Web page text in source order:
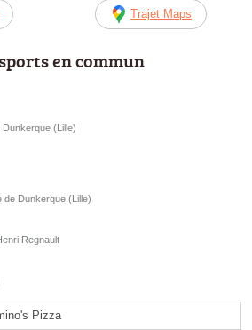
Trajet Maps
en commun
(Lille)
de Dunkerque (Lille)
Regnault
Pizza